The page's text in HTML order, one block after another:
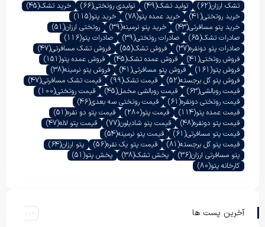
تشک ارزان(62) تولید تشک(49) تولیدی روتختی(66) خرید تشک(45)
خرید روتختی(41) خرید عمده پتو(78) خرید پتو(115)
خرید پتو مسافرتی(43) خرید پتو نرمینه(39) روتختی ارزان(51)
صادرات تشک(65) صادرات روتختی(39) صادرات پتو(116)
صادرات پتو دونفره(37) فروش تشک(55) فروش تشک مسافرتی(47)
فروش روتختی(41) فروش عمده تشک(45) فروش عمده پتو(151)
فروش پتو(161) فروش پتو مسافرتی(41) فروش پتو نرمینه(38)
فروش پتو گل برجسته(52) قیمت تشک(99) قیمت تشک مسافرتی(47)
قیمت روبالشی(63) قیمت روبالشی مخمل(45) قیمت روتختی(100)
قیمت روتختی دونفره(61) قیمت روتختی سه بعدی(46)
قیمت عمده پتو(114) قیمت پتو(280) قیمت پتو دو نفره(51)
قیمت پتو دونفره(48) قیمت پتو شادیلون(77) قیمت پتو لاله(47)
قیمت پتو مسافرتی(61) قیمت پتو نرمینه(54)
قیمت پتو گل برجسته(81) قیمت پتو یک نفره(56) پتو ارزان(64)
پتو مسافرتی ارزان(36) پخش تشک(38) پخش پتو(51)
کارخانه پتو(80)
آخرین پست ها